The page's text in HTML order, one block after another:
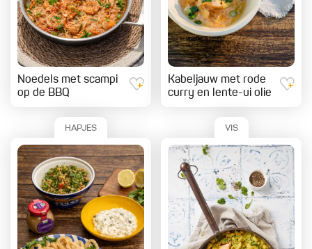
Noedels met scampi
op de BBQ
Kabeljauw met rode
curry en lente-ui olie
HAPJES VIS